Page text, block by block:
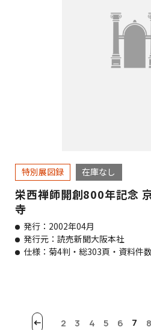
特別展図録 在庫なし
栄西禅師開創800年記念
寺
発行：2002年04月
発行元：読売新聞大阪本社
仕様：菊4判・総303頁・資料件
2 3 4 5 6 7 8